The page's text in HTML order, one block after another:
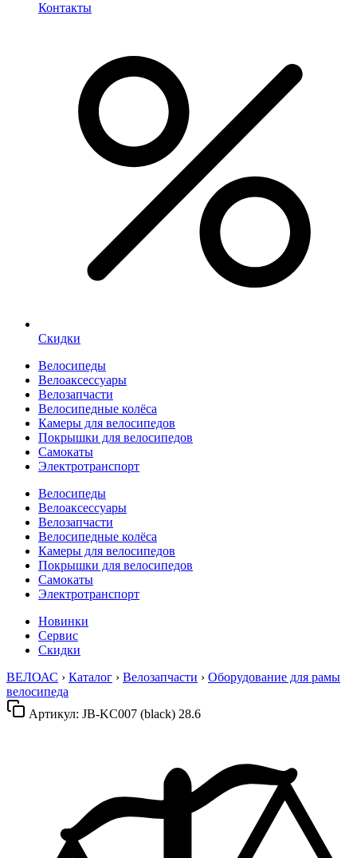
Контакты
Скидки
Велосипеды
Велоаксессуары
Велозапчасти
Велосипедные колёса
Камеры для велосипедов
Покрышки для велосипедов
Самокаты
Электротранспорт
Велосипеды
Велоаксессуары
Велозапчасти
Велосипедные колёса
Камеры для велосипедов
Покрышки для велосипедов
Самокаты
Электротранспорт
Новинки
Сервис
Скидки
ВЕЛОАС › Каталог › Велозапчасти › Оборудование для рамы
велосипеда
Артикул: JB-KC007 (black) 28.6